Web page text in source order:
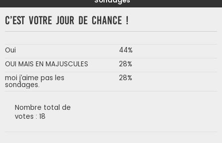
C’est votre jour de chance !
Oui
44%
OUI MAIS EN MAJUSCULES
28%
moi j’aime pas les
sondages.
28%
Nombre total de
votes : 18